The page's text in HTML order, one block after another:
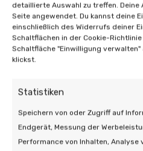
detaillierte Auswahl zu treffen.
Seite angewendet. Du kannst deine
einschließlich des Widerrufs deiner
Schaltflächen in der Cookie-
Schaltfläche "Einwilligung
klickst.
Statistiken
Speichern von oder Zugriff auf
Endgerät, Messung der
Performance von Inhalten, Analyse